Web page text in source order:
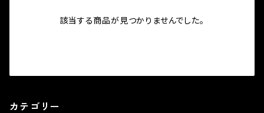
該当する商品が見つかりませんでした。
カテゴリー